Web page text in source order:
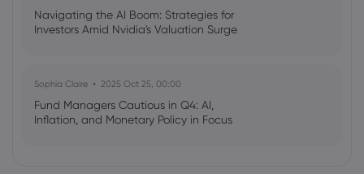
Navigating the AI Boom: Strategies for
Investors Amid Nvidia's Valuation Surge
Sophia Claire 2025 Oct 25, 00:00
Fund Managers Cautious in Q4: AI,
Inflation, and Monetary Policy in Focus